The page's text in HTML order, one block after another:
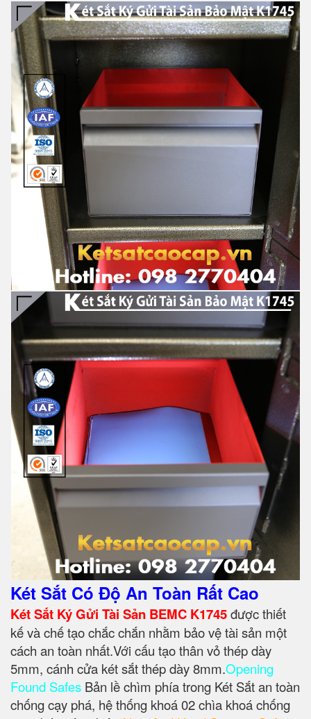
Két Sắt Có Độ An Toàn Rất Cao
Két Sắt Ký Gửi Tài Sản BEMC K1745được thiết
kế và chế tạo chắc chắn nhằm bảo vệ tài sản một
cách an toàn nhất.Với cấu tạo thân vỏ thép dày
5mm, cánh cửa két sắt thép dày 8mm.Opening
Found Safes Bản lề chìm phía trong Két Sắt an toàn
chống cạy phá, hệ thống khoá 02 chìa khoá chống